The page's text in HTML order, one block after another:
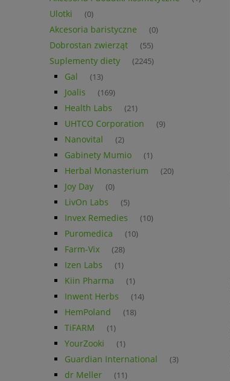
Ulotki (0)
Akcesoria baristyczne (0)
Dobrostan zwierząt (55)
Suplementy diety (2245)
Gal (13)
Joalis (169)
Health Labs (21)
UHTCO Corporation (9)
Nanovital (2)
Gabinety Mumio (1)
Herbal Monasterium (20)
Joy Day (0)
LivOn Labs (5)
Invex Remedies (10)
Puromedica (10)
Farm-Vix (28)
Izen Labs (1)
Kiin Pharma (1)
Inwent Herbs (14)
HemPoland (18)
TiFARM (1)
YourZooki (1)
Guardian International (3)
dr Meller (11)